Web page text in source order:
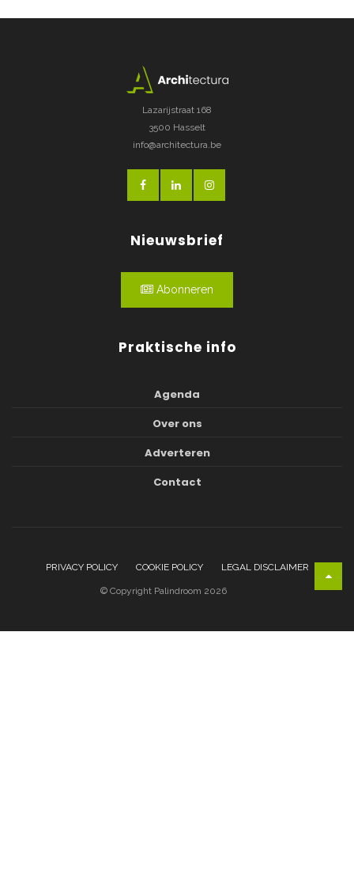
Lazarijstraat 168
3500 Hasselt
info@architectura.be
Nieuwsbrief
Abonneren
Praktische info
Agenda
Over ons
Adverteren
Contact
PRIVACY POLICY COOKIE POLICY LEGAL DISCLAIMER
© Copyright Palindroom 2026